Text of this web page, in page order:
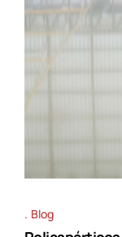
Blog